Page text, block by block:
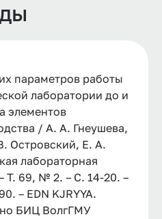
параметров работы
лаборатории до и
элементов
/ А. А. Гнеушева,
Островский, Е. А.
лабораторная
Т. 69, № 2. – С. 14-20. –
– EDN KJRYYA.
БИЦ ВолгГМУ